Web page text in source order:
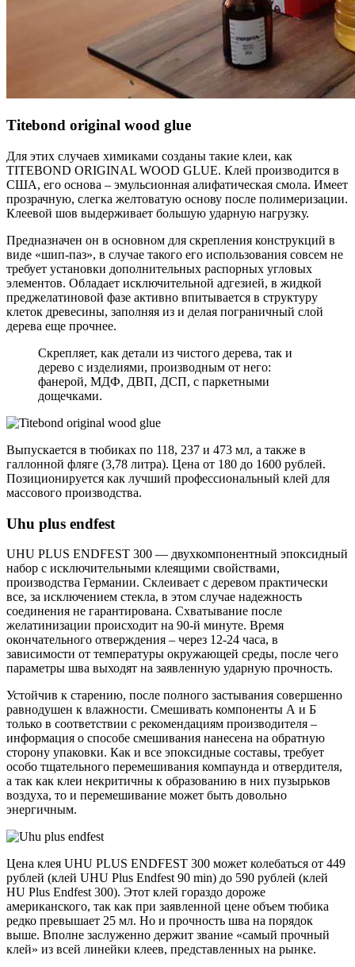
Titebond original wood glue
Для этих случаев химиками созданы такие клеи, как
TITEBOND ORIGINAL WOOD GLUE. Клей производится в
США, его основа – эмульсионная алифатическая смола. Имеет
прозрачную, слегка желтоватую основу после полимеризации.
Клеевой шов выдерживает большую ударную нагрузку.
Предназначен он в основном для скрепления конструкций в
виде «шип-паз», в случае такого его использования совсем не
требует установки дополнительных распорных угловых
элементов. Обладает исключительной адгезией, в жидкой
преджелатиновой фазе активно впитывается в структуру
клеток древесины, заполняя из и делая пограничный слой
дерева еще прочнее.
Скрепляет, как детали из чистого дерева, так и
дерево с изделиями, производным от него:
фанерой, МДФ, ДВП, ДСП, с паркетными
дощечками.
Выпускается в тюбиках по 118, 237 и 473 мл, а также в
галлонной фляге (3,78 литра). Цена от 180 до 1600 рублей.
Позиционируется как лучший профессиональный клей для
массового производства.
Uhu plus endfest
UHU PLUS ENDFEST 300 — двухкомпонентный эпоксидный
набор с исключительными клеящими свойствами,
производства Германии. Склеивает с деревом практически
все, за исключением стекла, в этом случае надежность
соединения не гарантирована. Схватывание после
желатинизации происходит на 90-й минуте. Время
окончательного отверждения – через 12-24 часа, в
зависимости от температуры окружающей среды, после чего
параметры шва выходят на заявленную ударную прочность.
Устойчив к старению, после полного застывания совершенно
равнодушен к влажности. Смешивать компоненты А и Б
только в соответствии с рекомендациям производителя –
информация о способе смешивания нанесена на обратную
сторону упаковки. Как и все эпоксидные составы, требует
особо тщательного перемешивания компаунда и отвердителя,
а так как клеи некритичны к образованию в них пузырьков
воздуха, то и перемешивание может быть довольно
энергичным.
Цена клея UHU PLUS ENDFEST 300 может колебаться от 449
рублей (клей UHU Plus Endfest 90 min) до 590 рублей (клей
HU Plus Endfest 300). Этот клей гораздо дороже
американского, так как при заявленной цене объем тюбика
редко превышает 25 мл. Но и прочность шва на порядок
выше. Вполне заслуженно держит звание «самый прочный
клей» из всей линейки клеев, представленных на рынке.